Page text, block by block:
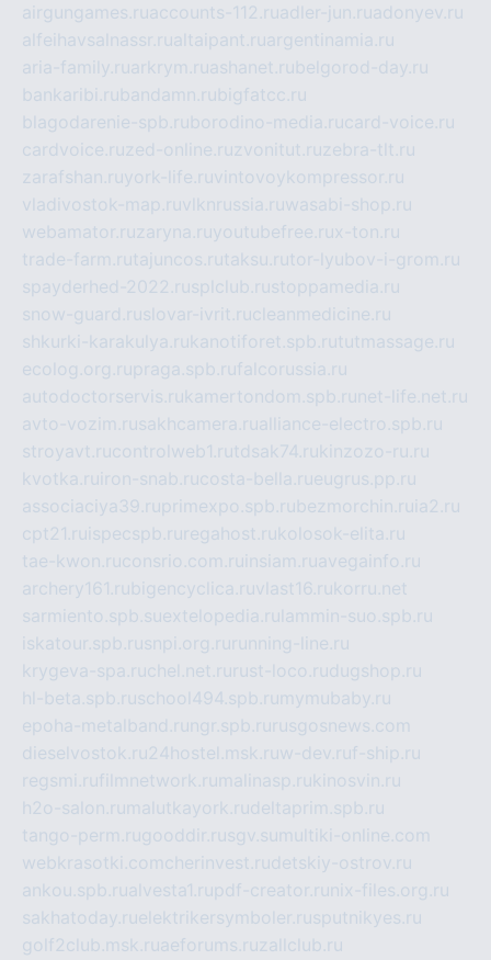
airgungames.ruaccounts-112.ruadler-jun.ruadonyev.ru
alfeihavsalnassr.rualtaipant.ruargentinamia.ru
aria-family.ruarkrym.ruashanet.rubelgorod-day.ru
bankaribi.rubandamn.rubigfatcc.ru
blagodarenie-spb.ruborodino-media.rucard-voice.ru
cardvoice.ruzed-online.ruzvonitut.ruzebra-tlt.ru
zarafshan.ruyork-life.ruvintovoykompressor.ru
vladivostok-map.ruvlknrussia.ruwasabi-shop.ru
webamator.ruzaryna.ruyoutubefree.rux-ton.ru
trade-farm.rutajuncos.rutaksu.rutor-lyubov-i-grom.ru
spayderhed-2022.rusplclub.rustoppamedia.ru
snow-guard.ruslovar-ivrit.rucleanmedicine.ru
shkurki-karakulya.rukanotiforet.spb.rututmassage.ru
ecolog.org.rupraga.spb.rufalcorussia.ru
autodoctorservis.rukamertondom.spb.ru net-life.net.ru
avto-vozim.rusakhcamera.rualliance-electro.spb.ru
stroyavt.rucontrolweb1.rutdsak74.rukinzozo-ru.ru
kvotka.ru iron-snab.rucosta-bella.rueugrus.pp.ru
associaciya39.ruprimexpo.spb.rubezmorchin.ru ia2.ru
cpt21.ru ispecspb.ru regahost.rukolosok-elita.ru
tae-kwon.ruconsrio.com.ru insiam.ruavegainfo.ru
archery161.rubigencyclica.ruvlast16.rukorru.net
sarmiento.spb.suextelopedia.ru lammin-suo.spb.ru
iskatour.spb.rusnpi.org.ru running-line.ru
krygeva-spa.ruchel.net.ru rust-loco.rudugshop.ru
hl-beta.spb.ruschool494.spb.ru mymubaby.ru
epoha-metalband.ru ngr.spb.ru rusgosnews.com
dieselvostok.ru24hostel.msk.ruw-dev.ruf-ship.ru
regsmi.rufilmnetwork.ru malinasp.rukinosvin.ru
h2o-salon.ru malutkayork.rudeltaprim.spb.ru
tango-perm.rugooddir.rusgv.su multiki-online.com
webkrasotki.comcherinvest.rudetskiy-ostrov.ru
ankou.spb.rualvesta1.rupdf-creator.ru nix-files.org.ru
sakhatoday.ruelektrikersymboler.rusputnikyes.ru
golf2club.msk.ruaeforums.ruzallclub.ru